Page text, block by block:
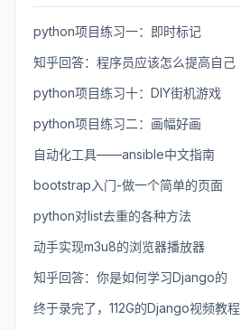
python项目练习一：即时标记
知乎回答：程序员应该怎么提高自己
python项目练习十：DIY街机游戏
python项目练习二：画幅好画
自动化工具——ansible中文指南
bootstrap入门-做一个简单的页面
python对list去重的各种方法
动手实现m3u8的浏览器播放器
知乎回答：你是如何学习Django的
终于录完了，112G的Django视频教程